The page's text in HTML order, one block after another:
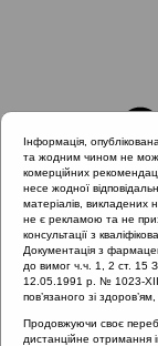
Головна
Захворювання
15.11.19)
Інформація,
та жодним чином не
комерційних
несе жодної
матеріалів, викладених
не є рекламою та не
консультації з
Документація з
до вимог ч.ч. 1, 2 ст. 15
12.05.1991 р. № 1023-XII.
пов’язаного зі
Продовжуючи своє
дистанційне отримання